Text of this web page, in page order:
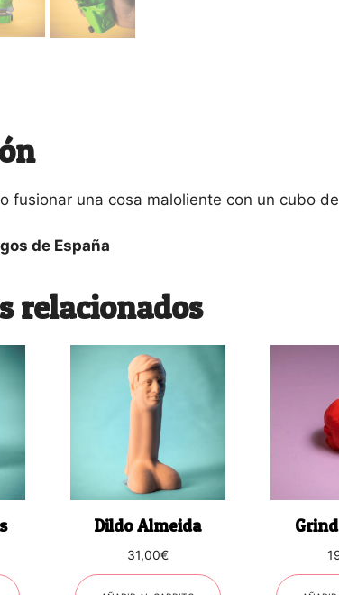
fusionar una cosa maloliente con un cubo
de España
relacionados
Dildo Almeida
31,00€